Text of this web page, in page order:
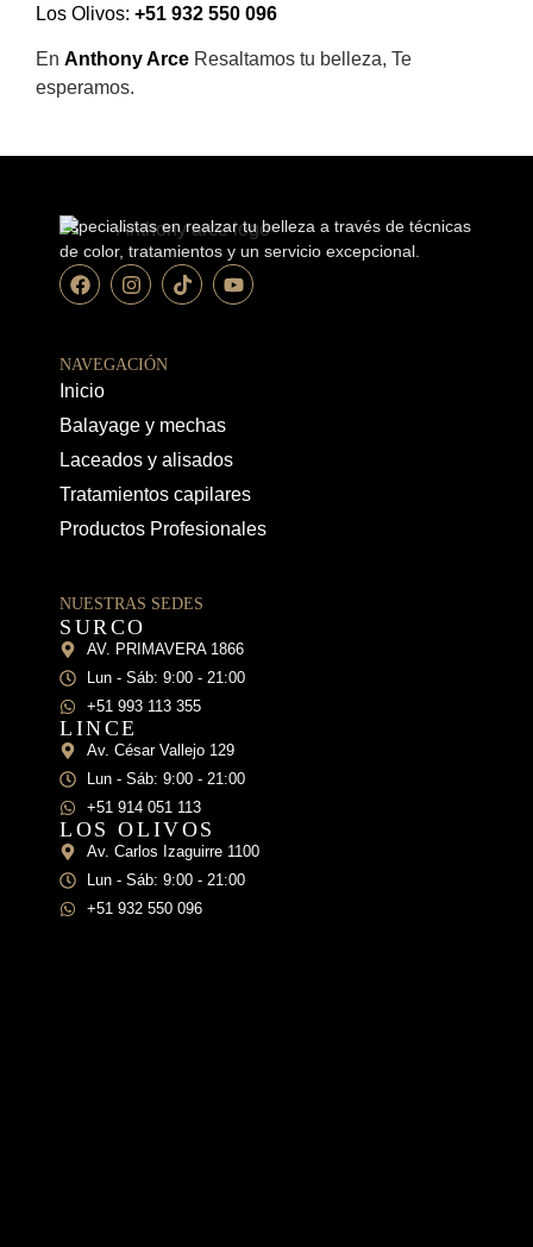
Los Olivos: +51 932 550 096
En Anthony Arce Resaltamos tu belleza, Te
esperamos.
Especialistas en realzar tu belleza a través de técnicas
de color, tratamientos y un servicio excepcional.
NAVEGACIÓN
Inicio
Balayage y mechas
Laceados y alisados
Tratamientos capilares
Productos Profesionales
NUESTRAS SEDES
SURCO
AV. PRIMAVERA 1866
Lun - Sáb: 9:00 - 21:00
+51 993 113 355
LINCE
Av. César Vallejo 129
Lun - Sáb: 9:00 - 21:00
+51 914 051 113
LOS OLIVOS
Av. Carlos Izaguirre 1100
Lun - Sáb: 9:00 - 21:00
+51 932 550 096